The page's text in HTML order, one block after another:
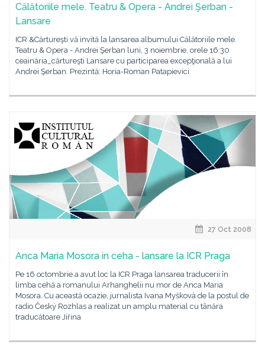
Călătoriile mele. Teatru & Opera - Andrei Şerban -
Lansare
ICR &Cărtureşti vă invită la lansarea albumului Călătoriile mele.
Teatru & Opera - Andrei Şerban luni, 3 noiembrie, orele 16:30
ceainăria_cărtureşti Lansare cu participarea excepţională a lui
Andrei Şerban. Prezintă: Horia-Roman Patapievici
27 Oct 2008
Anca Maria Mosora in ceha - lansare la ICR Praga
Pe 16 octombrie a avut loc la ICR Praga lansarea traducerii în
limba cehă a romanului Arhanghelii nu mor de Anca Maria
Mosora. Cu această ocazie, jurnalista Ivana Myšková de la postul de
radio Český Rozhlas a realizat un amplu material cu tânăra
traducătoare Jiřina